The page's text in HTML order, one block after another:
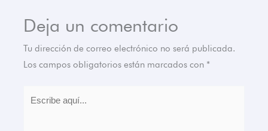
Deja un comentario
Tu dirección de correo electrónico no será publicada.
Los campos obligatorios están marcados con *